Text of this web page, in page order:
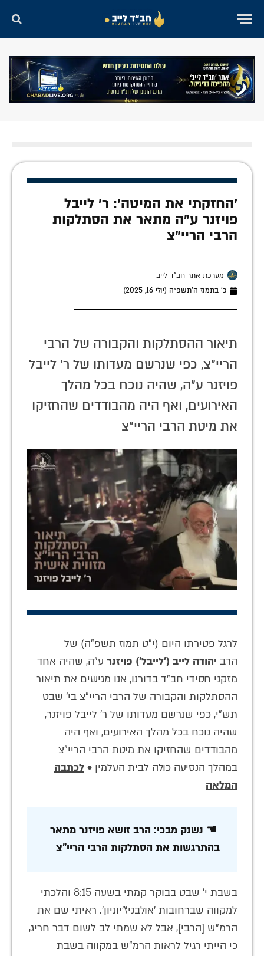
'החזקתי את המיטה': ר' לייבל
פויזנר ע"ה מתאר את הסתלקות
הרבי הריי"צ
מערכת אתר חב"ד לייב
כ׳ בתמוז ה׳תשפ״ה (יולי 16, 2025)
תיאור ההסתלקות והקבורה של הרבי
הריי"צ, כפי שנרשם מעדותו של ר' לייבל
פויזנר ע"ה, שהיה נוכח בכל מהלך
האירועים, ואף היה מהבודדים שהחזיקו
את מיטת הרבי הריי"צ
לרגל פטירתו היום (י"ט תמוז תשפ"ה) של
הרב יהודה לייב ('לייבל') פויזנר ע"ה, שהיה אחד
מזקני חסידי חב"ד בדורנו, אנו מגישים את תיאור
ההסתלקות והקבורה של הרבי הריי"צ בי' שבט
תש"י, כפי שנרשם מעדותו של ר' לייבל פויזנר,
שהיה נוכח בכל מהלך האירועים, ואף היה
מהבודדים שהחזיקו את מיטת הרבי הריי"צ
במהלך הנסיעה כולה לבית העלמין • לכתבה
המלאה
☚ נשנק מבכי: הרב זושא פויזנר מתאר
בהתרגשות את הסתלקות הרבי הריי"צ
בשבת י' שבט בבוקר קמתי בשעה 8:15 והלכתי
למקווה שברחובות 'אולבני'\'יוניון'. ראיתי שם את
הרמ"ש [הרבי], אבל לא שמתי לב לשום דבר חריג,
כי הייתי רגיל לראות הרמ"ש במקווה בשבת